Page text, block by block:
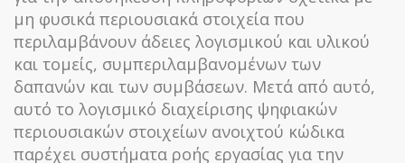
μη φυσικά περιουσιακά στοιχεία που
περιλαμβάνουν άδειες λογισμικού και υλικού
και τομείς, συμπεριλαμβανομένων των
δαπανών και των συμβάσεων. Μετά από αυτό,
αυτό το λογισμικό διαχείρισης ψηφιακών
περιουσιακών στοιχείων ανοιχτού κώδικα
παρέχει συστήματα ροής εργασίας για την